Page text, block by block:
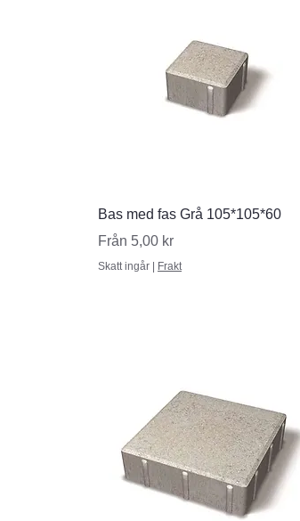
Snabbvisning
Bas med fas Grå 105*105*60
Från 5,00 kr
Reapris
Skatt ingår | Frakt